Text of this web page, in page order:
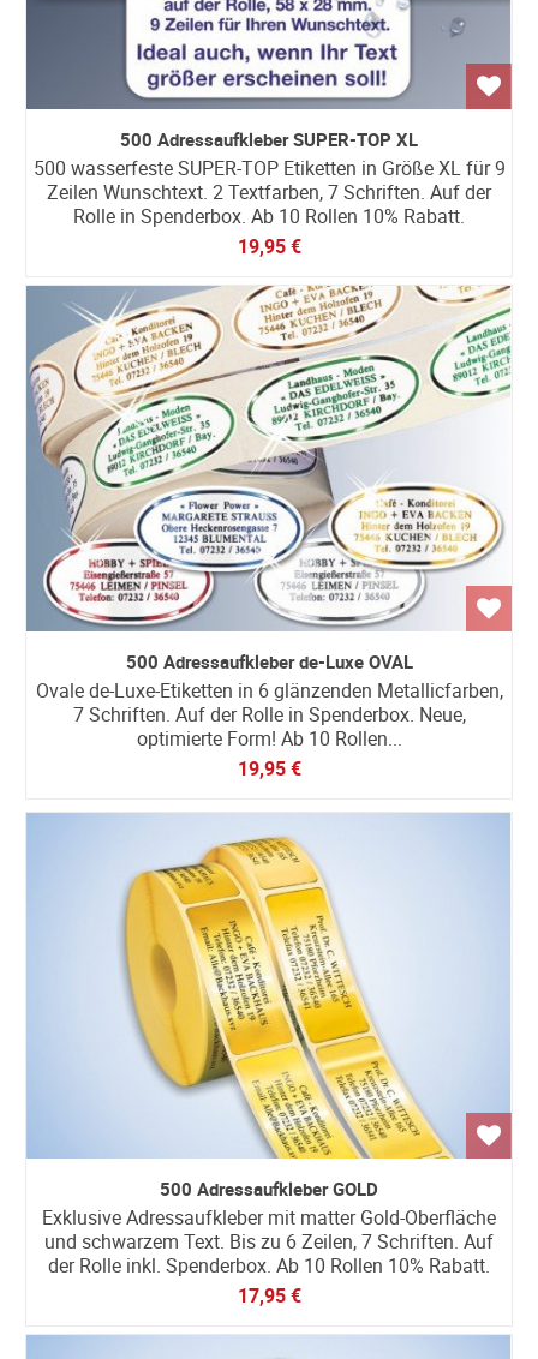
500 Adressaufkleber SUPER-TOP XL
500 wasserfeste SUPER-TOP Etiketten in Größe XL für 9
Zeilen Wunschtext. 2 Textfarben, 7 Schriften. Auf der
Rolle in Spenderbox. Ab 10 Rollen 10% Rabatt.
19,95 €
500 Adressaufkleber de-Luxe OVAL
Ovale de-Luxe-Etiketten in 6 glänzenden Metallicfarben,
7 Schriften. Auf der Rolle in Spenderbox. Neue,
optimierte Form! Ab 10 Rollen...
19,95 €
500 Adressaufkleber GOLD
Exklusive Adressaufkleber mit matter Gold-Oberfläche
und schwarzem Text. Bis zu 6 Zeilen, 7 Schriften. Auf
der Rolle inkl. Spenderbox. Ab 10 Rollen 10% Rabatt.
17,95 €